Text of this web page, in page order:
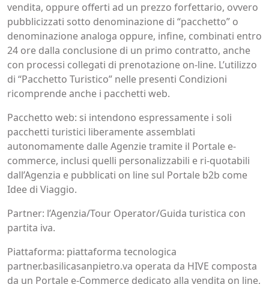
vendita, oppure offerti ad un prezzo forfettario, ovvero
pubblicizzati sotto denominazione di “pacchetto” o
denominazione analoga oppure, infine, combinati entro
24 ore dalla conclusione di un primo contratto, anche
con processi collegati di prenotazione on-line. L’utilizzo
di “Pacchetto Turistico” nelle presenti Condizioni
ricomprende anche i pacchetti web.
Pacchetto web: si intendono espressamente i soli
pacchetti turistici liberamente assemblati
autonomamente dalle Agenzie tramite il Portale e-
commerce, inclusi quelli personalizzabili e ri-quotabili
dall’Agenzia e pubblicati on line sul Portale b2b come
Idee di Viaggio.
Partner: l’Agenzia/Tour Operator/Guida turistica con
partita iva.
Piattaforma: piattaforma tecnologica
partner.basilicasanpietro.va operata da HIVE composta
da un Portale e-Commerce dedicato alla vendita on line,